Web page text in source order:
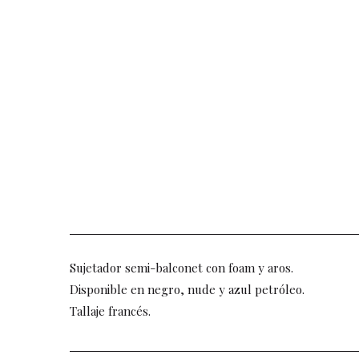
Sujetador semi-balconet con foam y aros.
Disponible en negro, nude y azul petróleo.
Tallaje francés.